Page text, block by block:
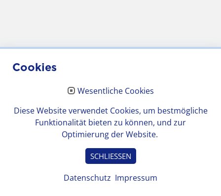
Cookies
Wesentliche Cookies
Diese Website verwendet Cookies, um bestmögliche
Funktionalität bieten zu können, und zur
Optimierung der Website.
SCHLIESSEN
Datenschutz Impressum